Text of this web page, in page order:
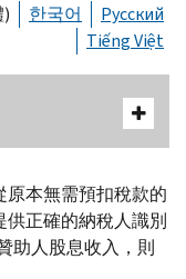
한국어
Русский
Tiếng Việt
本無需預扣稅款的
正確的納稅人識別
助人股息收入，則